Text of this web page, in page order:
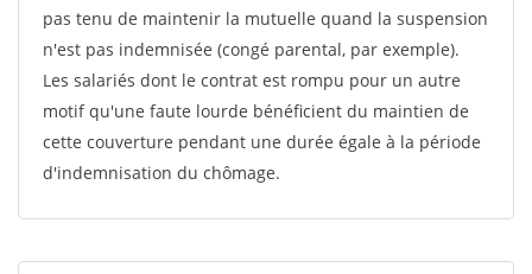
pas tenu de maintenir la mutuelle quand la suspension
n'est pas indemnisée (congé parental, par exemple).
Les salariés dont le contrat est rompu pour un autre
motif qu'une faute lourde bénéficient du maintien de
cette couverture pendant une durée égale à la période
d'indemnisation du chômage.